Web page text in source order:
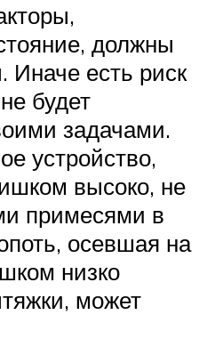
должны
Иначе есть риск
будет
задачами.
устройство,
высоко, не
примесями в
осевшая на
низко
может